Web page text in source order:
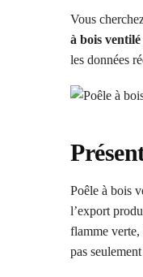
Vous
à bois
les données
Poêle à bois
l’export
flamme verte,
pas